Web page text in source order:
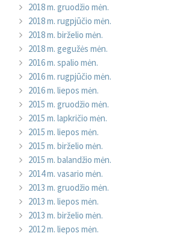
2018 m. gruodžio mėn.
2018 m. rugpjūčio mėn.
2018 m. birželio mėn.
2018 m. gegužės mėn.
2016 m. spalio mėn.
2016 m. rugpjūčio mėn.
2016 m. liepos mėn.
2015 m. gruodžio mėn.
2015 m. lapkričio mėn.
2015 m. liepos mėn.
2015 m. birželio mėn.
2015 m. balandžio mėn.
2014 m. vasario mėn.
2013 m. gruodžio mėn.
2013 m. liepos mėn.
2013 m. birželio mėn.
2012 m. liepos mėn.